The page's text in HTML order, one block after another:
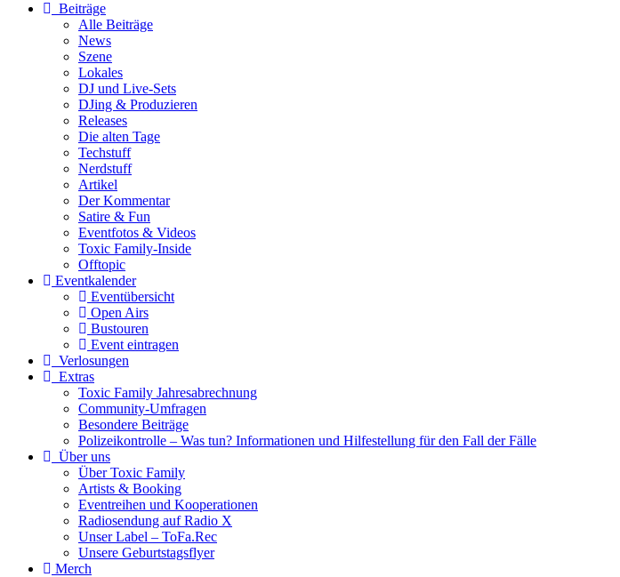
Beiträge
Alle Beiträge
News
Szene
Lokales
DJ und Live-Sets
DJing & Produzieren
Releases
Die alten Tage
Techstuff
Nerdstuff
Artikel
Der Kommentar
Satire & Fun
Eventfotos & Videos
Toxic Family-Inside
Offtopic
Eventkalender
Eventübersicht
Open Airs
Bustouren
Event eintragen
Verlosungen
Extras
Toxic Family Jahresabrechnung
Community-Umfragen
Besondere Beiträge
Polizeikontrolle – Was tun? Informationen und Hilfestellung für den Fall der Fälle
Über uns
Über Toxic Family
Artists & Booking
Eventreihen und Kooperationen
Radiosendung auf Radio X
Unser Label – ToFa.Rec
Unsere Geburtstagsflyer
Merch